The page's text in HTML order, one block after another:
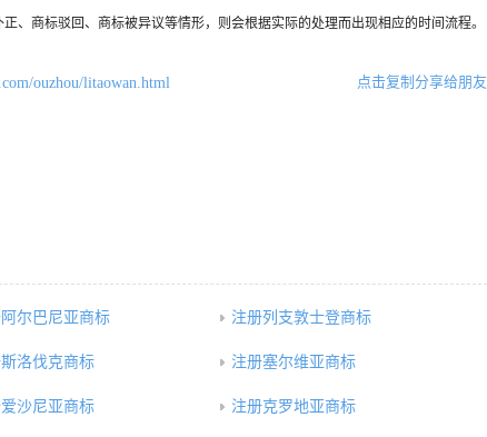
、商标驳回、商标被异议等情形，则会根据实际的处理而出现相应的时间流程。
ouzhou/litaowan.html 点击复制分享给朋友
尔巴尼亚商标 注册列支敦士登商标
洛伐克商标 注册塞尔维亚商标
沙尼亚商标 注册克罗地亚商标